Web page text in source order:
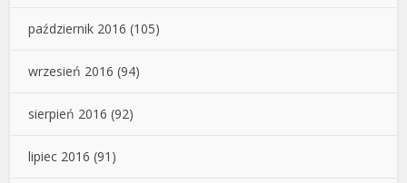
październik 2016 (105)
wrzesień 2016 (94)
sierpień 2016 (92)
lipiec 2016 (91)